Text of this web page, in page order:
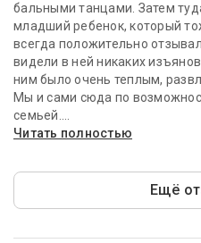
бальными танцами. Затем
младший ребенок, который
всегда положительно
видели в ней никаких
ним было очень теплым,
Мы и сами сюда по
семьей....
Читать полностью
Ещё